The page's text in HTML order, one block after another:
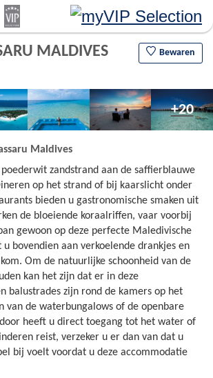
MALDIVES Bewaren
+20
Maldives
zandstrand aan de saffierblauwe
op het strand of bij kaarslicht onder
bieden u gastronomische smaken uit
de bloeiende koraalriffen, vaar voorbij
gewoon op deze perfecte Maledivische
bovendien aan verkoelende drankjes en
Om de natuurlijke schoonheid van de
kan het zijn dat er in deze
balustrades zijn rond de kamers op het
van de waterbungalows of de openbare
heeft u direct toegang tot het water of
reist, verzeker u er dan van dat u
bij voelt voordat u deze accommodatie